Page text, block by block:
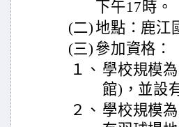
下午17時。
(二)地點：鹿江
(三) 參加資格：
１、 學校規模
館)，並設
２、 學校規模